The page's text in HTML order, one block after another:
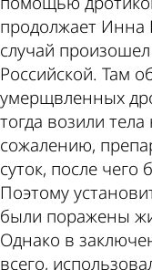
продолжает Инна
случай
Российской. Там
умерщвленных
тогда возили
сожалению,
суток, после чего
Поэтому
были поражены
Однако в
всего,